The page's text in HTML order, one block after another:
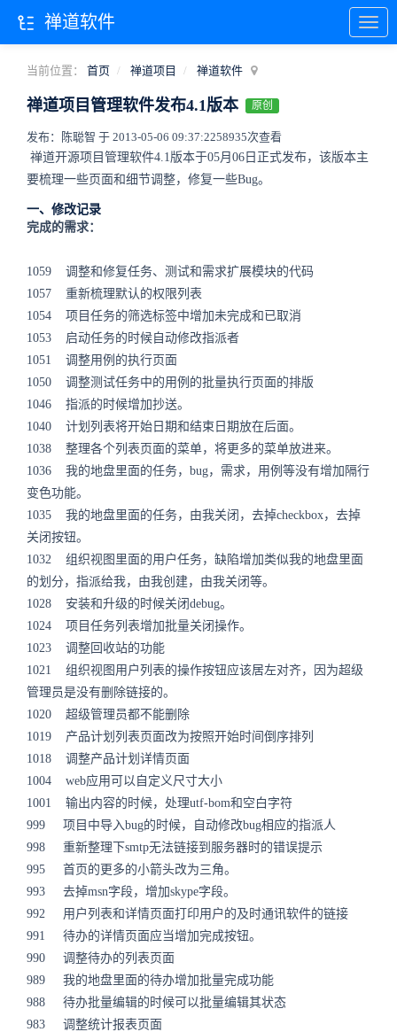
当前位置： 首页 禅道项目 禅道软件
禅道项目管理软件发布4.1版本 原创
发布：陈聪智 于 2013-05-06 09:37:2258935次查看
禅道开源项目管理软件4.1版本于05月06日正式发布，该版本主
要梳理一些页面和细节调整，修复一些Bug。
一、修改记录
完成的需求：
1059 调整和修复任务、测试和需求扩展模块的代码
1057 重新梳理默认的权限列表
1054 项目任务的筛选标签中增加未完成和已取消
1053 启动任务的时候自动修改指派者
1051 调整用例的执行页面
1050 调整测试任务中的用例的批量执行页面的排版
1046 指派的时候增加抄送。
1040 计划列表将开始日期和结束日期放在后面。
1038 整理各个列表页面的菜单，将更多的菜单放进来。
1036 我的地盘里面的任务，bug，需求，用例等没有增加隔行
变色功能。
1035 我的地盘里面的任务，由我关闭，去掉checkbox，去掉
关闭按钮。
1032 组织视图里面的用户任务，缺陷增加类似我的地盘里面
的划分，指派给我，由我创建，由我关闭等。
1028 安装和升级的时候关闭debug。
1024 项目任务列表增加批量关闭操作。
1023 调整回收站的功能
1021 组织视图用户列表的操作按钮应该居左对齐，因为超级
管理员是没有删除链接的。
1020 超级管理员都不能删除
1019 产品计划列表页面改为按照开始时间倒序排列
1018 调整产品计划详情页面
1004 web应用可以自定义尺寸大小
1001 输出内容的时候，处理utf-bom和空白字符
999 项目中导入bug的时候，自动修改bug相应的指派人
998 重新整理下smtp无法链接到服务器时的错误提示
995 首页的更多的小箭头改为三角。
993 去掉msn字段，增加skype字段。
992 用户列表和详情页面打印用户的及时通讯软件的链接
991 待办的详情页面应当增加完成按钮。
990 调整待办的列表页面
989 我的地盘里面的待办增加批量完成功能
988 待办批量编辑的时候可以批量编辑其状态
983 调整统计报表页面
禅道软件